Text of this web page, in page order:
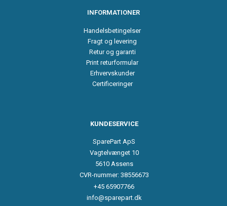
INFORMATIONER
Handelsbetingelser
Fragt og levering
Retur og garanti
Print returformular
Erhvervskunder
Certificeringer
KUNDESERVICE
SparePart ApS
Vagtelvænget 10
5610 Assens
CVR-nummer: 38556673
+45 65907766
info@sparepart.dk